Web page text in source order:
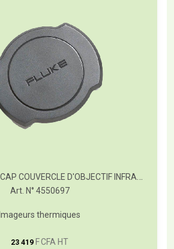
FLK-TIX5X-LENS CAP COUVERCLE D'OBJECTIF INFRAROUGE
Art. N° 4550697
Imageurs thermiques
23 419 F CFA HT